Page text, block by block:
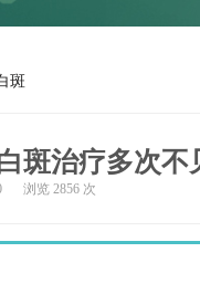
斑
斑治疗多次不
浏览 2856 次